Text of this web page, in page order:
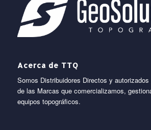
Acerca de TTQ
Somos Distribuidores Directos y
de las Marcas que comercializamos,
equipos topográficos.